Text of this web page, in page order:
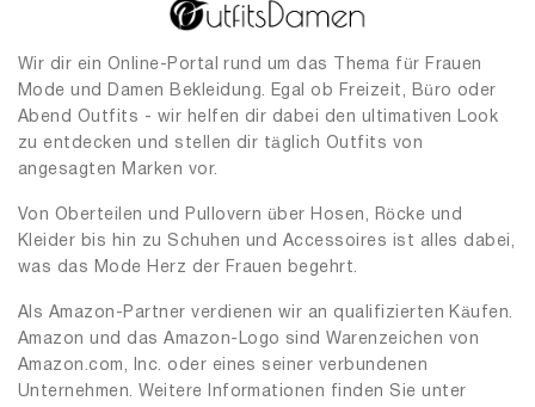
Wir dir ein Online-Portal rund um das Thema für Frauen
Mode und Damen Bekleidung. Egal ob Freizeit, Büro oder
Abend Outfits - wir helfen dir dabei den ultimativen Look
zu entdecken und stellen dir täglich Outfits von
angesagten Marken vor.
Von Oberteilen und Pullovern über Hosen, Röcke und
Kleider bis hin zu Schuhen und Accessoires ist alles dabei,
was das Mode Herz der Frauen begehrt.
Als Amazon-Partner verdienen wir an qualifizierten Käufen.
Amazon und das Amazon-Logo sind Warenzeichen von
Amazon.com, Inc. oder eines seiner verbundenen
Unternehmen. Weitere Informationen finden Sie unter